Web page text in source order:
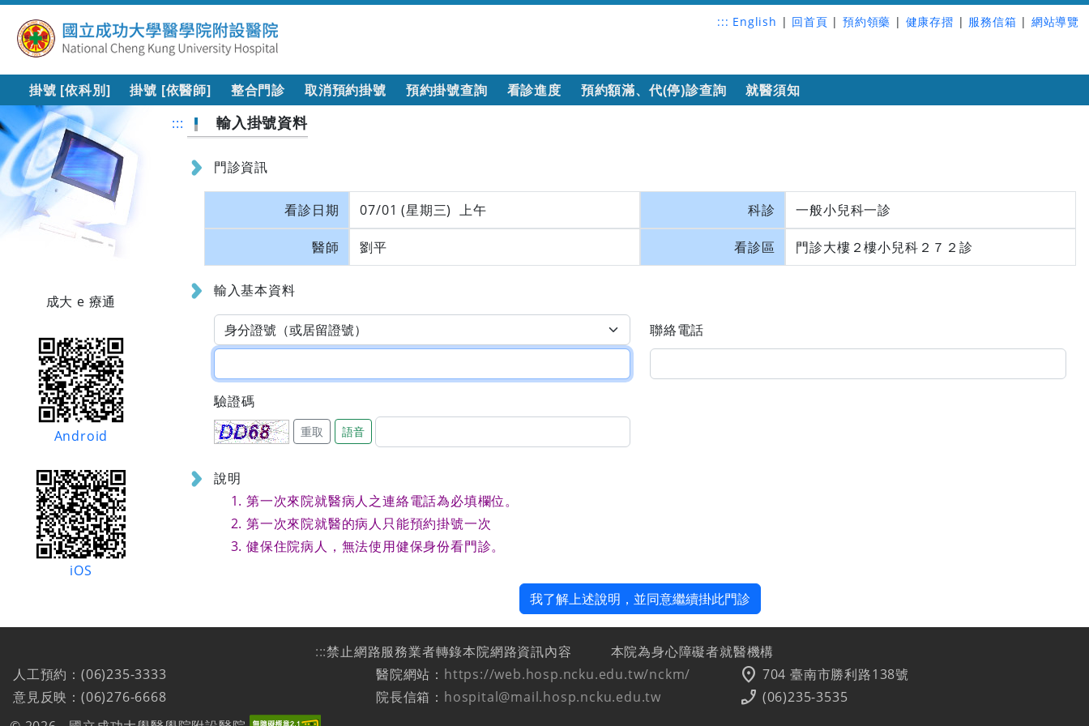
::: English | 回首頁 | 預約領藥 | 健康存摺 | 服務信箱 | 網站導覽
掛號 [依科別] 掛號 [依醫師] 整合門診 取消預約掛號 預約掛號查詢 看診進度 預約額滿、代(停)診查詢 就醫須知
成大 e 療通
Android
iOS
::: 輸入掛號資料
門診資訊
看診日期 07/01 (星期三) 上午 科診 一般小兒科一診
醫師 劉平 看診區 門診大樓２樓小兒科２７２診
輸入基本資料
聯絡電話
驗證碼
重取 語音
說明
第一次來院就醫病人之連絡電話為必填欄位。
第一次來院就醫的病人只能預約掛號一次
健保住院病人，無法使用健保身份看門診。
我了解上述說明，並同意繼續掛此門診
:::禁止網路服務業者轉錄本院網路資訊內容
本院為身心障礙者就醫機構
人工預約：(06)235-3333
意見反映：(06)276-6668
醫院網站： https://web.hosp.ncku.edu.tw/nckm/
院長信箱： hospital@mail.hosp.ncku.edu.tw
location_on 704 臺南市勝利路138號
phone_enabled (06)235-3535